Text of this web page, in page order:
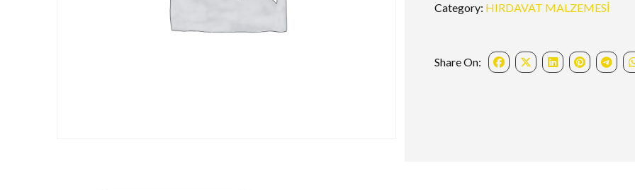
Category: HIRDAVAT MALZEMESİ
Share On: